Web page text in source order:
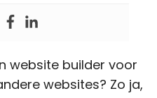
website builder voor
websites? Zo ja,